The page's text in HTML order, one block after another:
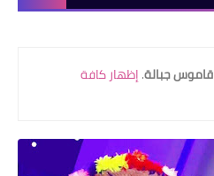
كورسات مجانية
مقالات مفيدة
قاموس جبالة.إظهار كافة